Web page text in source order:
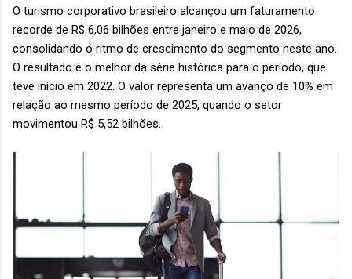
O turismo corporativo brasileiro alcançou um faturamento
recorde de R$ 6,06 bilhões entre janeiro e maio de 2026,
consolidando o ritmo de crescimento do segmento neste ano.
O resultado é o melhor da série histórica para o período, que
teve início em 2022. O valor representa um avanço de 10% em
relação ao mesmo período de 2025, quando o setor
movimentou R$ 5,52 bilhões.